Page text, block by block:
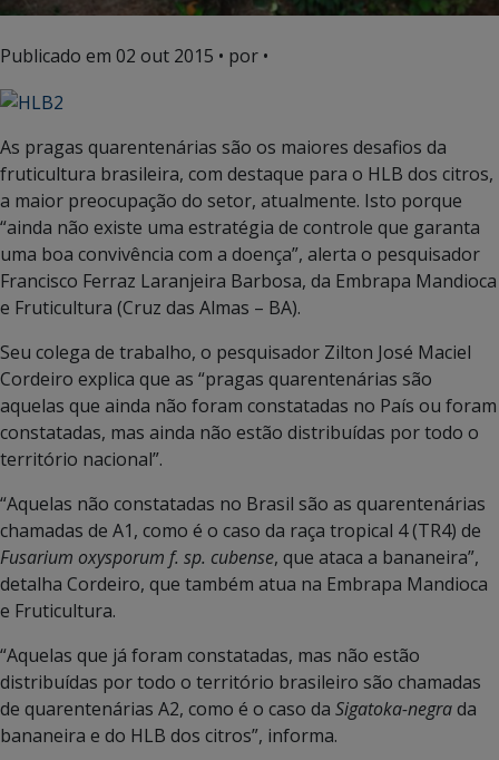
Publicado em 02 out 2015 • por •
As pragas quarentenárias são os maiores desafios da
fruticultura brasileira, com destaque para o HLB dos citros,
a maior preocupação do setor, atualmente. Isto porque
“ainda não existe uma estratégia de controle que garanta
uma boa convivência com a doença”, alerta o pesquisador
Francisco Ferraz Laranjeira Barbosa, da Embrapa Mandioca
e Fruticultura (Cruz das Almas – BA).
Seu colega de trabalho, o pesquisador Zilton José Maciel
Cordeiro explica que as “pragas quarentenárias são
aquelas que ainda não foram constatadas no País ou foram
constatadas, mas ainda não estão distribuídas por todo o
território nacional”.
“Aquelas não constatadas no Brasil são as quarentenárias
chamadas de A1, como é o caso da raça tropical 4 (TR4) de
Fusarium oxysporum f. sp. cubense, que ataca a bananeira”,
detalha Cordeiro, que também atua na Embrapa Mandioca
e Fruticultura.
“Aquelas que já foram constatadas, mas não estão
distribuídas por todo o território brasileiro são chamadas
de quarentenárias A2, como é o caso da Sigatoka-negrada
bananeira e do HLB dos citros”, informa.